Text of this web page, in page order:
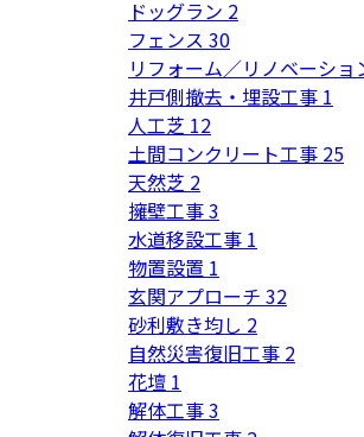
ドッグラン 2
フェンス 30
リフォーム／リノベーショ
井戸側撤去・埋設工事 1
人工芝 12
土間コンクリート工事 25
天然芝 2
擁壁工事3
水道移設工事 1
物置設置 1
玄関アプローチ 32
砂利敷き均し 2
自然災害復旧工事 2
花壇 1
解体工事3